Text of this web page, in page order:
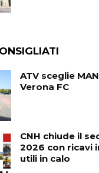
ATV sceglie
Verona FC
CNH chiude il
2026 con ricavi
utili in calo